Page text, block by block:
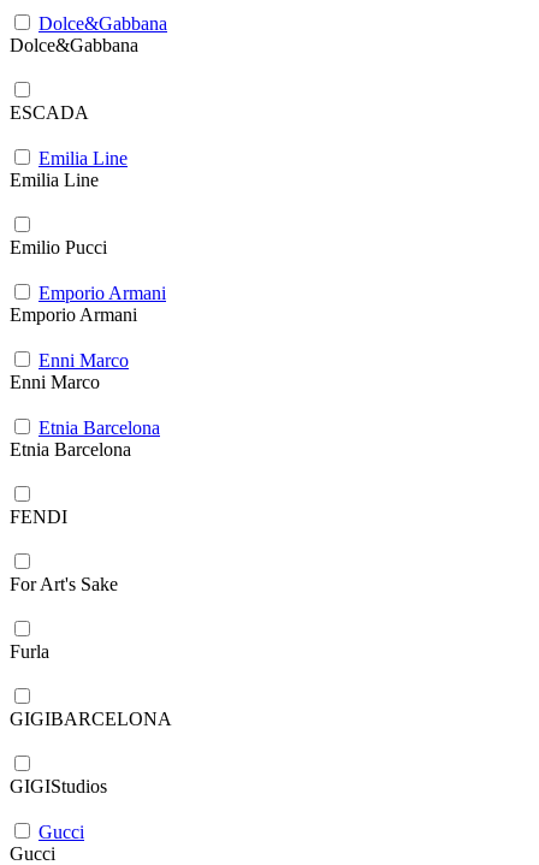
Dolce&Gabbana
Dolce&Gabbana
ESCADA
Emilia Line
Emilia Line
Emilio Pucci
Emporio Armani
Emporio Armani
Enni Marco
Enni Marco
Etnia Barcelona
Etnia Barcelona
FENDI
For Art's Sake
Furla
GIGIBARCELONA
GIGIStudios
Gucci
Gucci